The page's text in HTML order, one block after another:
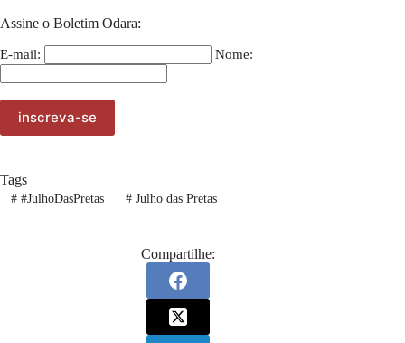
Assine o Boletim Odara:
E-mail: Nome:
Tags
##JulhoDasPretas #Julho das Pretas
Compartilhe: